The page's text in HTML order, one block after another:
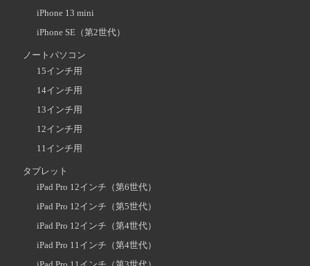
iPhone 13 mini
iPhone SE（第2世代）
ノートパソコン
15インチ用
14インチ用
13インチ用
12インチ用
11インチ用
タブレット
iPad Pro 12インチ（第6世代）
iPad Pro 12インチ（第5世代）
iPad Pro 12インチ（第4世代）
iPad Pro 11インチ（第4世代）